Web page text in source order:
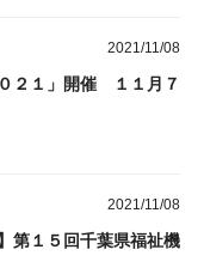
2021/11/08
２１」開催 １１月７
2021/11/08
第１５回千葉県福祉機